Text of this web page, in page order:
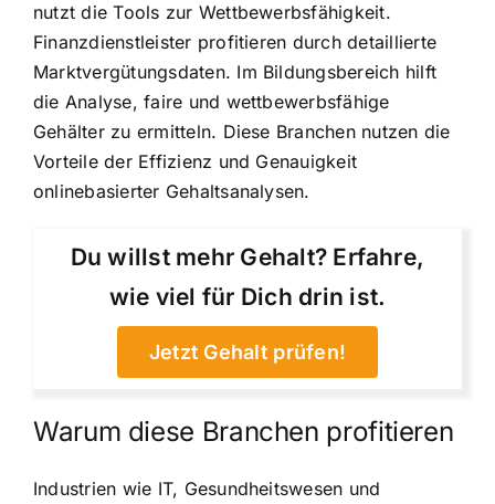
nutzt die Tools zur Wettbewerbsfähigkeit.
Finanzdienstleister profitieren durch detaillierte
Marktvergütungsdaten. Im Bildungsbereich hilft
die Analyse, faire und wettbewerbsfähige
Gehälter zu ermitteln. Diese Branchen nutzen die
Vorteile der Effizienz und Genauigkeit
onlinebasierter Gehaltsanalysen.
Du willst mehr Gehalt? Erfahre,
wie viel für Dich drin ist.
Jetzt Gehalt prüfen!
Warum diese Branchen profitieren
Industrien wie IT, Gesundheitswesen und